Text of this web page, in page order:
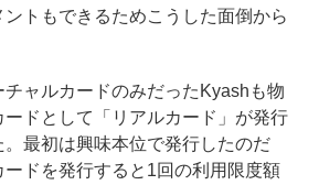
ントもできるためこうした面倒から
ャルカードのみだったKyashも物
ドとして「リアルカード」が発行
最初は興味本位で発行したのだ
ドを発行すると1回の利用限度額